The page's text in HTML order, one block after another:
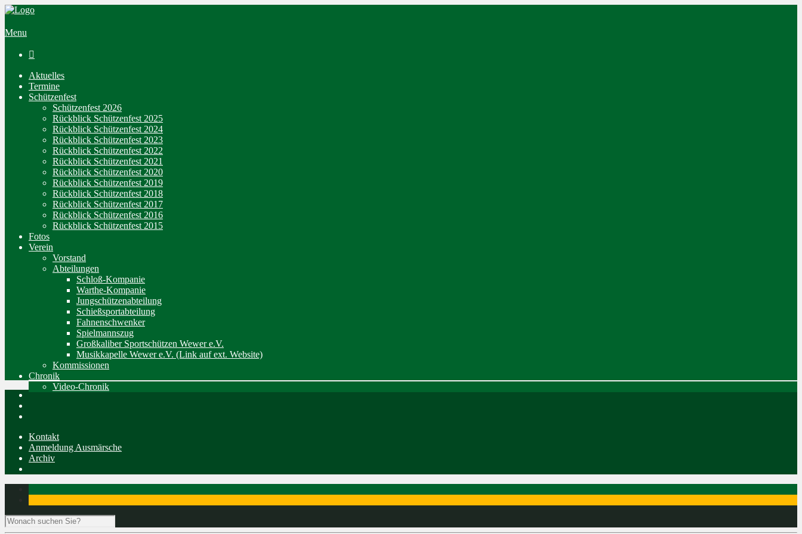
Menu

Aktuelles
Termine
Schützenfest
Schützenfest 2026
Rückblick Schützenfest 2025
Rückblick Schützenfest 2024
Rückblick Schützenfest 2023
Rückblick Schützenfest 2022
Rückblick Schützenfest 2021
Rückblick Schützenfest 2020
Rückblick Schützenfest 2019
Rückblick Schützenfest 2018
Rückblick Schützenfest 2017
Rückblick Schützenfest 2016
Rückblick Schützenfest 2015
Fotos
Verein
Vorstand
Abteilungen
Schloß-Kompanie
Warthe-Kompanie
Jungschützenabteilung
Schießsportabteilung
Fahnenschwenker
Spielmannszug
Großkaliber Sportschützen Wewer e.V.
Musikkapelle Wewer e.V. (Link auf ext. Website)
Kommissionen
Chronik
Video-Chronik
Kontakt
Anmeldung Ausmärsche
Archiv